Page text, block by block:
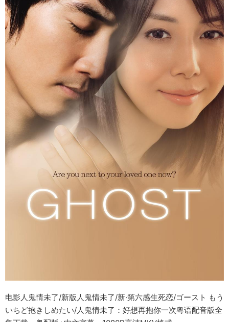
电影人鬼情未了/新版人鬼情未了/新·第六感生死恋/ゴースト もう
いちど抱きしめたい/人鬼情未了：好想再抱你一次粤语配音版全